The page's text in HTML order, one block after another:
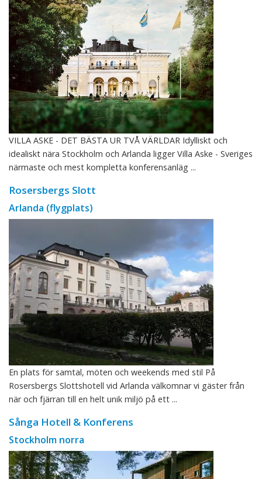
VILLA ASKE - DET BÄSTA UR TVÅ VÄRLDAR Idylliskt och
idealiskt nära Stockholm och Arlanda ligger Villa Aske - Sveriges
närmaste och mest kompletta konferensanläg ...
Rosersbergs Slott
Arlanda (flygplats)
En plats för samtal, möten och weekends med stil På
Rosersbergs Slottshotell vid Arlanda välkomnar vi gäster från
när och fjärran till en helt unik miljö på ett ...
Sånga Hotell & Konferens
Stockholm norra